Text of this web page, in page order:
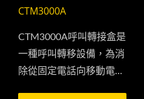
CTM3000A
CTM3000A呼叫轉接盒是
一種呼叫轉移設備，為消
除從固定電話向移動電話